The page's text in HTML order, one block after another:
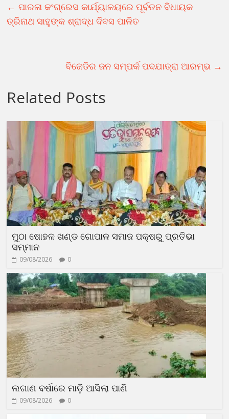
← ପାରଳା କଂଗ୍ରେସ କାର୍ଯ୍ୟାଳୟରେ ପୂର୍ବତନ ବିଧାୟକ
ତ୍ରିନାଥ ସାହୁଙ୍କ ଶ୍ରାଦ୍ଧ ଦିବସ ପାଳିତ
ବିଜେଡିର ଜନ ସମ୍ପର୍କ ପଦଯାତ୍ରା ଆରମ୍ଭ →
Related Posts
ମୁଠା ଷୋହଳ ଖଣ୍ଡ ଗୋପାଳ ସମାଜ ପକ୍ଷରୁ ପ୍ରତିଭା
ସମ୍ମାନ
09/08/2026 0
ଲଗାଣ ବର୍ଷାରେ ମାଡ଼ି ଆସିଲା ପାଣି
09/08/2026 0